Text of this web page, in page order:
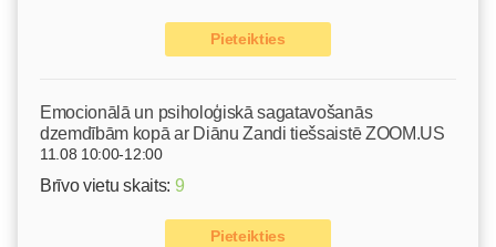
Pieteikties
Emocionālā un psiholoģiskā sagatavošanās
dzemdībām kopā ar Diānu Zandi tiešsaistē ZOOM.US
11.08 10:00-12:00
Brīvo vietu skaits: 9
Pieteikties